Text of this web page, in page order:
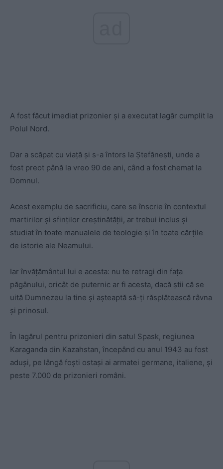
A fost făcut imediat prizonier şi a executat lagăr cumplit la
Polul Nord.
Dar a scăpat cu viaţă şi s-a întors la Ştefăneşti, unde a
fost preot până la vreo 90 de ani, când a fost chemat la
Domnul.
Acest exemplu de sacrificiu, care se înscrie în contextul
martirilor şi sfinţilor creştinătăţii, ar trebui inclus şi
studiat în toate manualele de teologie şi în toate cărţile
de istorie ale Neamului.
Iar învăţământul lui e acesta: nu te retragi din faţa
păgânului, oricât de puternic ar fi acesta, dacă ştii că se
uită Dumnezeu la tine şi aşteaptă să-ţi răsplătească râvna
şi prinosul.
În lagărul pentru prizonieri din satul Spask, regiunea
Karaganda din Kazahstan, începând cu anul 1943 au fost
aduşi, pe lângă foşti ostaşi ai armatei germane, italiene, şi
peste 7.000 de prizonieri români.